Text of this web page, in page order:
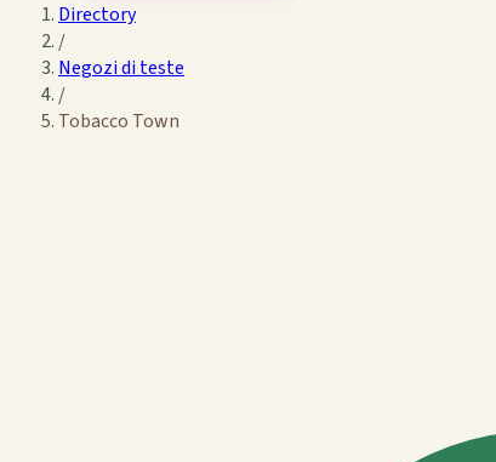
Directory
/
Negozi di teste
/
Tobacco Town